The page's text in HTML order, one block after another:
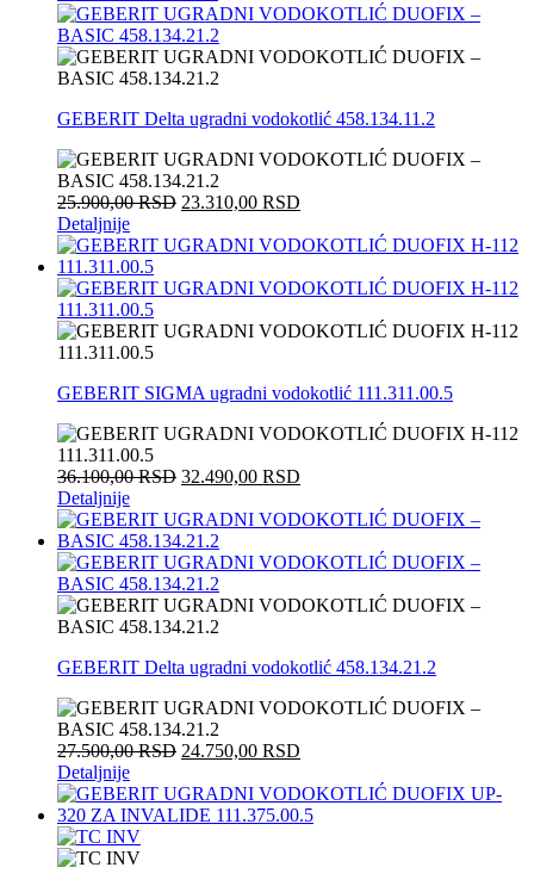
GEBERIT Delta ugradni vodokotlić 458.134.11.2
25.900,00RSD 23.310,00 RSD
Detaljnije
GEBERIT SIGMA ugradni vodokotlić 111.311.00.5
36.100,00RSD 32.490,00 RSD
Detaljnije
GEBERIT Delta ugradni vodokotlić 458.134.21.2
27.500,00RSD 24.750,00 RSD
Detaljnije